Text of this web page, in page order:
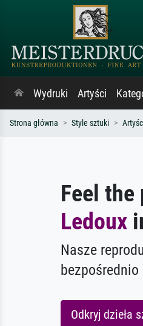
Wydruki Artyści
Strona główna Style sztuki
Feel
Ledoux
Nasze
Odkryj dzieła